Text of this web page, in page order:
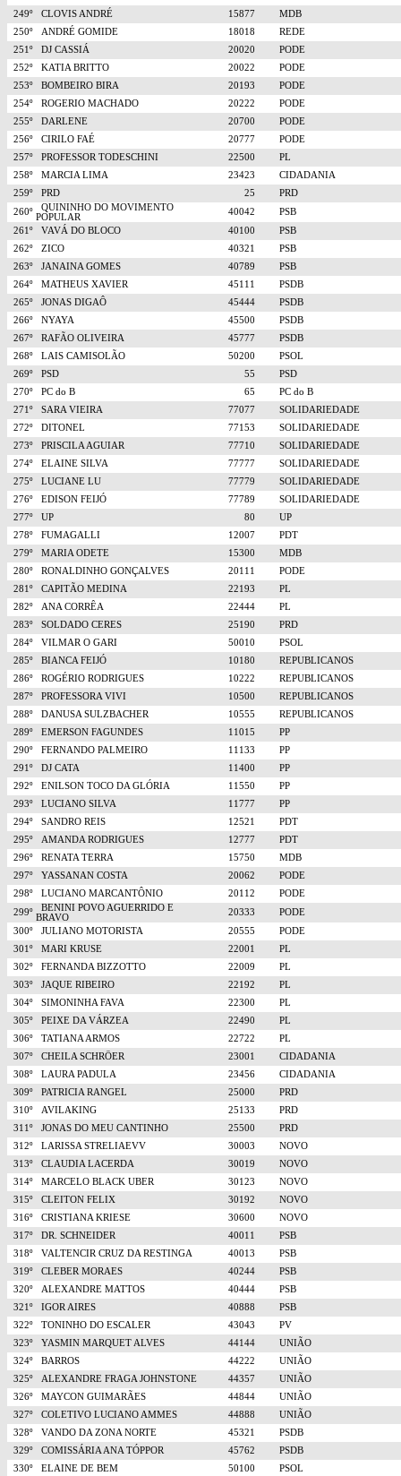
249º
CLOVIS ANDRÉ 15877
MDB
250º
ANDRÉ GOMIDE 18018
REDE
251º
DJ CASSIÁ 20020
PODE
252º
KATIA BRITTO 20022
PODE
253º
BOMBEIRO BIRA 20193
PODE
254º
ROGERIO MACHADO 20222
PODE
255º
DARLENE 20700
PODE
256º
CIRILO FAÉ 20777
PODE
257º
PROFESSOR TODESCHINI 22500
PL
258º
MARCIA LIMA 23423
CIDADANIA
259º
PRD 25
PRD
260º
QUININHO DO MOVIMENTO
POPULAR
40042
PSB
261º
VAVÁ DO BLOCO 40100
PSB
262º
ZICO 40321
PSB
263º
JANAINA GOMES 40789
PSB
264º
MATHEUS XAVIER 45111
PSDB
265º
JONAS DIGAÔ 45444
PSDB
266º
NYAYA 45500
PSDB
267º
RAFÃO OLIVEIRA 45777
PSDB
268º
LAIS CAMISOLÃO 50200
PSOL
269º
PSD 55
PSD
270º
PC do B 65
PC do B
271º
SARA VIEIRA 77077
SOLIDARIEDADE
272º
DITONEL 77153
SOLIDARIEDADE
273º
PRISCILA AGUIAR 77710
SOLIDARIEDADE
274º
ELAINE SILVA 77777
SOLIDARIEDADE
275º
LUCIANE LU 77779
SOLIDARIEDADE
276º
EDISON FEIJÓ 77789
SOLIDARIEDADE
277º
UP 80
UP
278º
FUMAGALLI 12007
PDT
279º
MARIA ODETE 15300
MDB
280º
RONALDINHO GONÇALVES 20111
PODE
281º
CAPITÃO MEDINA 22193
PL
282º
ANA CORRÊA 22444
PL
283º
SOLDADO CERES 25190
PRD
284º
VILMAR O GARI 50010
PSOL
285º
BIANCA FEIJÓ 10180
REPUBLICANOS
286º
ROGÉRIO RODRIGUES 10222
REPUBLICANOS
287º
PROFESSORA VIVI 10500
REPUBLICANOS
288º
DANUSA SULZBACHER 10555
REPUBLICANOS
289º
EMERSON FAGUNDES 11015
PP
290º
FERNANDO PALMEIRO 11133
PP
291º
DJ CATA 11400
PP
292º
ENILSON TOCO DA GLÓRIA 11550
PP
293º
LUCIANO SILVA 11777
PP
294º
SANDRO REIS 12521
PDT
295º
AMANDA RODRIGUES 12777
PDT
296º
RENATA TERRA 15750
MDB
297º
YASSANAN COSTA 20062
PODE
298º
LUCIANO MARCANTÔNIO 20112
PODE
299º
BENINI POVO AGUERRIDO E
BRAVO
20333
PODE
300º
JULIANO MOTORISTA 20555
PODE
301º
MARI KRUSE 22001
PL
302º
FERNANDA BIZZOTTO 22009
PL
303º
JAQUE RIBEIRO 22192
PL
304º
SIMONINHA FAVA 22300
PL
305º
PEIXE DA VÁRZEA 22490
PL
306º
TATIANA ARMOS 22722
PL
307º
CHEILA SCHRÖER 23001
CIDADANIA
308º
LAURA PADULA 23456
CIDADANIA
309º
PATRICIA RANGEL 25000
PRD
310º
AVILAKING 25133
PRD
311º
JONAS DO MEU CANTINHO 25500
PRD
312º
LARISSA STRELIAEVV 30003
NOVO
313º
CLAUDIA LACERDA 30019
NOVO
314º
MARCELO BLACK UBER 30123
NOVO
315º
CLEITON FELIX 30192
NOVO
316º
CRISTIANA KRIESE 30600
NOVO
317º
DR. SCHNEIDER 40011
PSB
318º
VALTENCIR CRUZ DA RESTINGA 40013
PSB
319º
CLEBER MORAES 40244
PSB
320º
ALEXANDRE MATTOS 40444
PSB
321º
IGOR AIRES 40888
PSB
322º
TONINHO DO ESCALER 43043
PV
323º
YASMIN MARQUET ALVES 44144
UNIÃO
324º
BARROS 44222
UNIÃO
325º
ALEXANDRE FRAGA JOHNSTONE 44357
UNIÃO
326º
MAYCON GUIMARÃES 44844
UNIÃO
327º
COLETIVO LUCIANO AMMES 44888
UNIÃO
328º
VANDO DA ZONA NORTE 45321
PSDB
329º
COMISSÁRIA ANA TÓPPOR 45762
PSDB
330º
ELAINE DE BEM 50100 PSOL